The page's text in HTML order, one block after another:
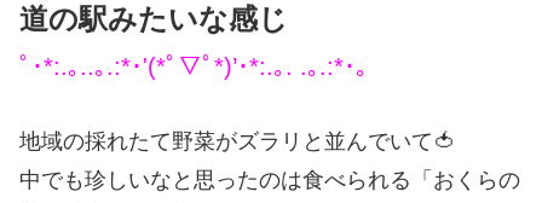
道の駅みたいな感じ
ﾟ･*:.｡..｡.:*･'(*ﾟ▽ﾟ*)’･*:.｡. .｡.:*･。
地域の採れたて野菜がズラリと並んでいて🍅
中でも珍しいなと思ったのは食べられる「おくらの